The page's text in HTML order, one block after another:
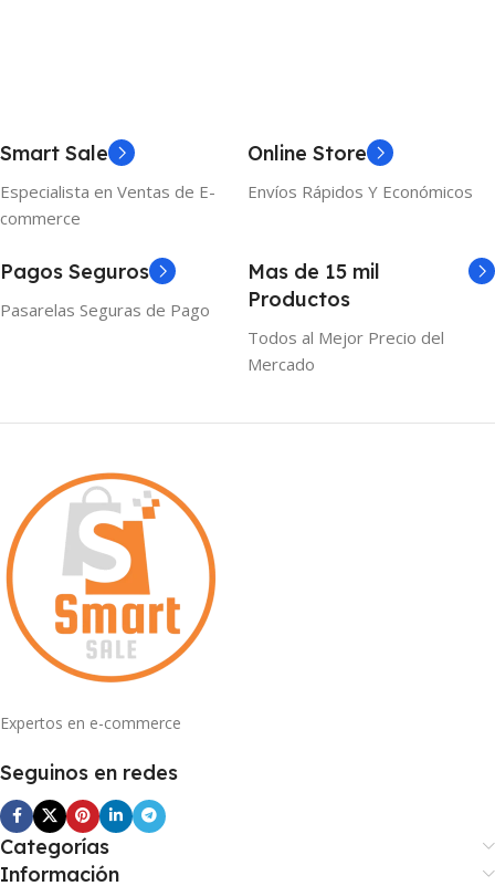
Smart Sale
Especialista en Ventas de E-
commerce
Online Store
Envíos Rápidos Y Económicos
Pagos Seguros
Pasarelas Seguras de Pago
Mas de 15 mil
Productos
Todos al Mejor Precio del
Mercado
Expertos en e-commerce
Seguinos en redes
Categorías
Información